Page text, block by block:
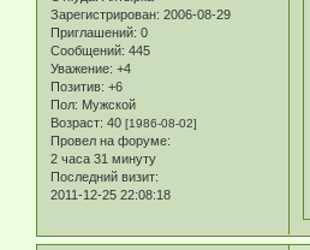
Зарегистрирован: 2006-08-29
Приглашений: 0
Сообщений: 445
Уважение: +4
Позитив: +6
Пол: Мужской
Возраст: 40 [1986-08-02]
Провел на форуме:
2 часа 31 минуту
Последний визит:
2011-12-25 22:08:18